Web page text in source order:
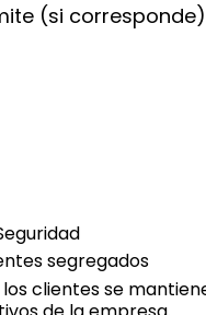
(si
segregados
los clientes se